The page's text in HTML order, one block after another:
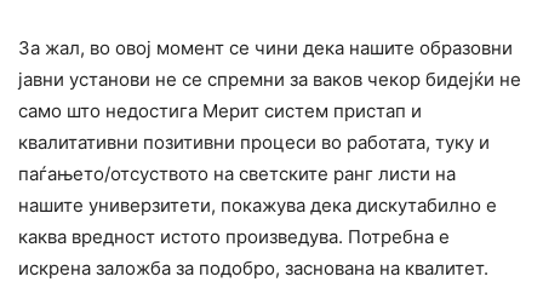
За жал, во овој момент се чини дека нашите образовни
јавни установи не се спремни за ваков чекор бидејќи не
само што недостига Мерит систем пристап и
квалитативни позитивни процеси во работата, туку и
паѓањето/отсуството на светските ранг листи на
нашите универзитети, покажува дека дискутабилно е
каква вредност истото произведува. Потребна е
искрена заложба за подобро, заснована на квалитет.